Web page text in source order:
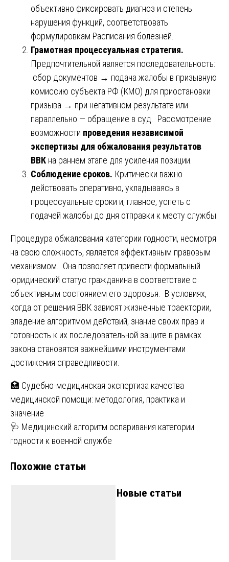
объективно фиксировать диагноз и степень
нарушения функций, соответствовать
формулировкам Расписания болезней.
Грамотная процессуальная стратегия.
Предпочтительной является последовательность:
сбор документов → подача жалобы в призывную
комиссию субъекта РФ (КМО) для приостановки
призыва → при негативном результате или
параллельно — обращение в суд. Рассмотрение
возможности проведения независимой
экспертизы для обжалования результатов
ВВК на раннем этапе для усиления позиции.
Соблюдение сроков. Критически важно
действовать оперативно, укладываясь в
процессуальные сроки и, главное, успеть с
подачей жалобы до дня отправки к месту службы.
Процедура обжалования категории годности, несмотря
на свою сложность, является эффективным правовым
механизмом. Она позволяет привести формальный
юридический статус гражданина в соответствие с
объективным состоянием его здоровья. В условиях,
когда от решения ВВК зависят жизненные траектории,
владение алгоритмом действий, знание своих прав и
готовность к их последовательной защите в рамках
закона становятся важнейшими инструментами
достижения справедливости.
Навигация
по
записям
🏥 Судебно-медицинская экспертиза качества
медицинской помощи: методология, практика и
значение
🩺 Медицинский алгоритм оспаривания категории
годности к военной службе
Похожие статьи
Новые статьи